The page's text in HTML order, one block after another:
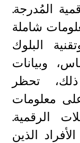
المُدرجة.
شاملة
البلوك
وبيانات
تحظر
على معلومات
الرقمية.
الذين